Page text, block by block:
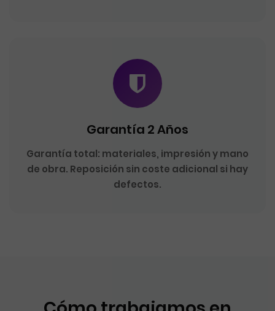
Garantía 2 Años
Garantía total: materiales, impresión y mano
de obra. Reposición sin coste adicional si hay
defectos.